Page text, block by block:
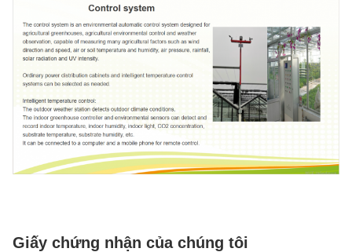
Giấy chứng nhận của chúng tôi